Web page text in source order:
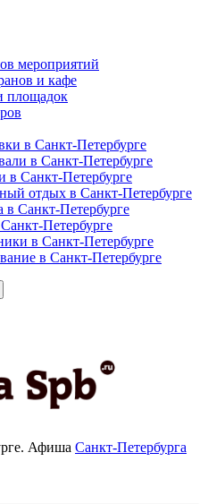
мероприятий
и кафе
площадок
в Санкт-Петербурге
в Санкт-Петербурге
в Санкт-Петербурге
отдых в Санкт-Петербурге
в Санкт-Петербурге
Петербурге
в Санкт-Петербурге
в Санкт-Петербурге
Афиша Санкт-Петербурга